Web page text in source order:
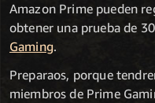
Amazon Prime pueden
obtener una prueba de
Gaming.
Preparaos, porque
miembros de Prime